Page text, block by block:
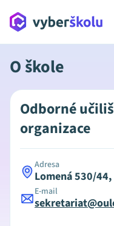
O škole
Odborné
organizace
Adresa
Lomená 530/
E-mail